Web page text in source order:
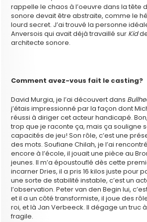
rappelle le chaos à l’oeuvre dans la tête
sonore devait être abstraite, comme le
lourd secret. J’ai trouvé la personne
Anversois qui avait déjà travaillé sur Kid
architecte sonore.
Comment avez-vous fait le casting?
David Murgia, je l’ai découvert dans
j’étais impressionné par la façon dont
réussi à diriger cet acteur handicapé.
trop que je raconte ça, mais ça souligne
capacités de jeu! Son rôle, c’est une
des mots. Soufiane Chilah, je l’ai
encore à l’école, il jouait une pièce au
jeunes. Il m’a époustouflé dès cette
incarner Dries, il a pris 16 kilos juste pour
une sorte de stabilité instable, c’est un
l’observation. Peter van den Begin lui,
et il a un côté transformiste, il joue des
roi, et là Jan Verbeeck. Il dégage un truc
fragile.